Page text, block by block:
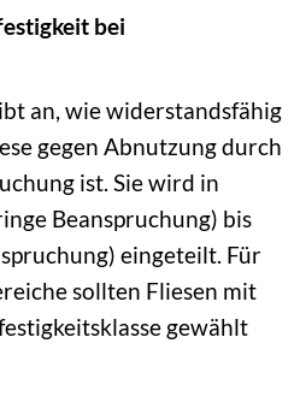
bei
an, wie widerstandsfähig
gegen Abnutzung durch
ist. Sie wird in
Beanspruchung) bis
eingeteilt. Für
sollten Fliesen mit
gewählt